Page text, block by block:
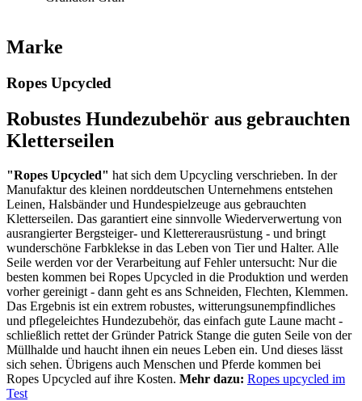
Marke
Ropes Upcycled
Robustes Hundezubehör aus gebrauchten
Kletterseilen
"Ropes Upcycled" hat sich dem Upcycling verschrieben. In der
Manufaktur des kleinen norddeutschen Unternehmens entstehen
Leinen, Halsbänder und Hundespielzeuge aus gebrauchten
Kletterseilen. Das garantiert eine sinnvolle Wiederverwertung von
ausrangierter Bergsteiger- und Klettererausrüstung - und bringt
wunderschöne Farbklekse in das Leben von Tier und Halter. Alle
Seile werden vor der Verarbeitung auf Fehler untersucht: Nur die
besten kommen bei Ropes Upcycled in die Produktion und werden
vorher gereinigt - dann geht es ans Schneiden, Flechten, Klemmen.
Das Ergebnis ist ein extrem robustes, witterungsunempfindliches
und pflegeleichtes Hundezubehör, das einfach gute Laune macht -
schließlich rettet der Gründer Patrick Stange die guten Seile von der
Müllhalde und haucht ihnen ein neues Leben ein. Und dieses lässt
sich sehen. Übrigens auch Menschen und Pferde kommen bei
Ropes Upcycled auf ihre Kosten. Mehr dazu: Ropes upcycled im
Test